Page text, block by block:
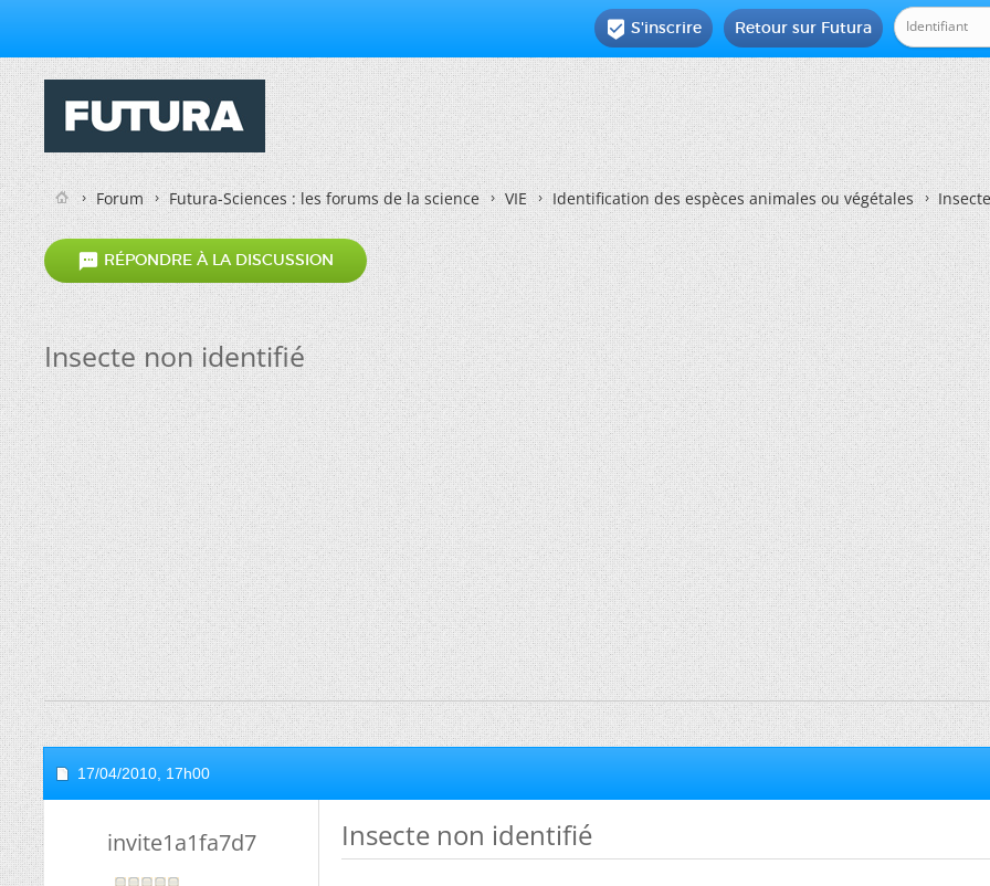
Retour sur Futura
 S'inscrire
Forum Futura-Sciences : les forums de la science VIE Identification des espèces animales ou végétales
 RÉPONDRE À LA DISCUSSION
Insecte non identifié
17/04/2010, 17h00
invite1a1fa7d7 Insecte non identifié